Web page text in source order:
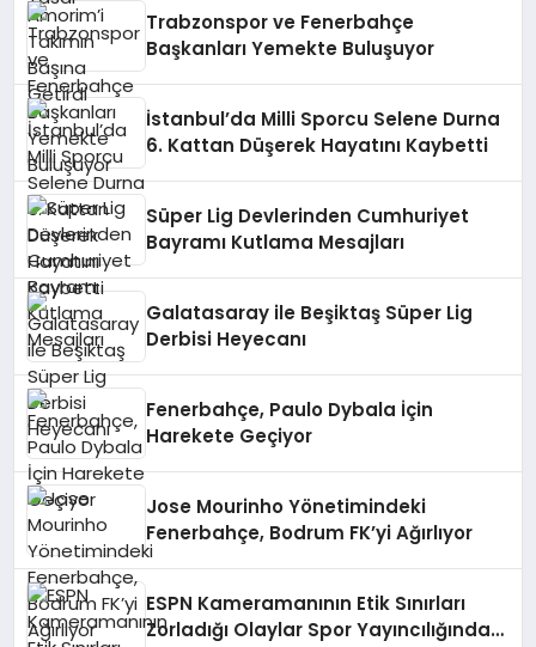
Trabzonspor ve Fenerbahçe
Başkanları Yemekte Buluşuyor
İstanbul’da Milli Sporcu Selene Durna
6. Kattan Düşerek Hayatını Kaybetti
Süper Lig Devlerinden Cumhuriyet
Bayramı Kutlama Mesajları
Galatasaray ile Beşiktaş Süper Lig
Derbisi Heyecanı
Fenerbahçe, Paulo Dybala İçin
Harekete Geçiyor
Jose Mourinho Yönetimindeki
Fenerbahçe, Bodrum FK’yi Ağırlıyor
ESPN Kameramanının Etik Sınırları
Zorladığı Olaylar Spor Yayıncılığında